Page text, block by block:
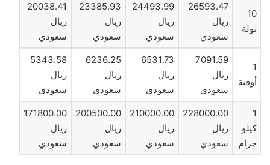
10
تولة
26593.47
ريال
سعودي
24493.99
ريال
سعودي
23385.93
ريال
سعودي
20038.41
ريال
سعودي
1
أوقية
7091.59
ريال
سعودي
6531.73
ريال
سعودي
6236.25
ريال
سعودي
5343.58
ريال
سعودي
1
كيلو
جرام
228000.00
ريال
سعودي
210000.00
ريال
سعودي
200500.00
ريال
سعودي
171800.00
ريال
سعودي